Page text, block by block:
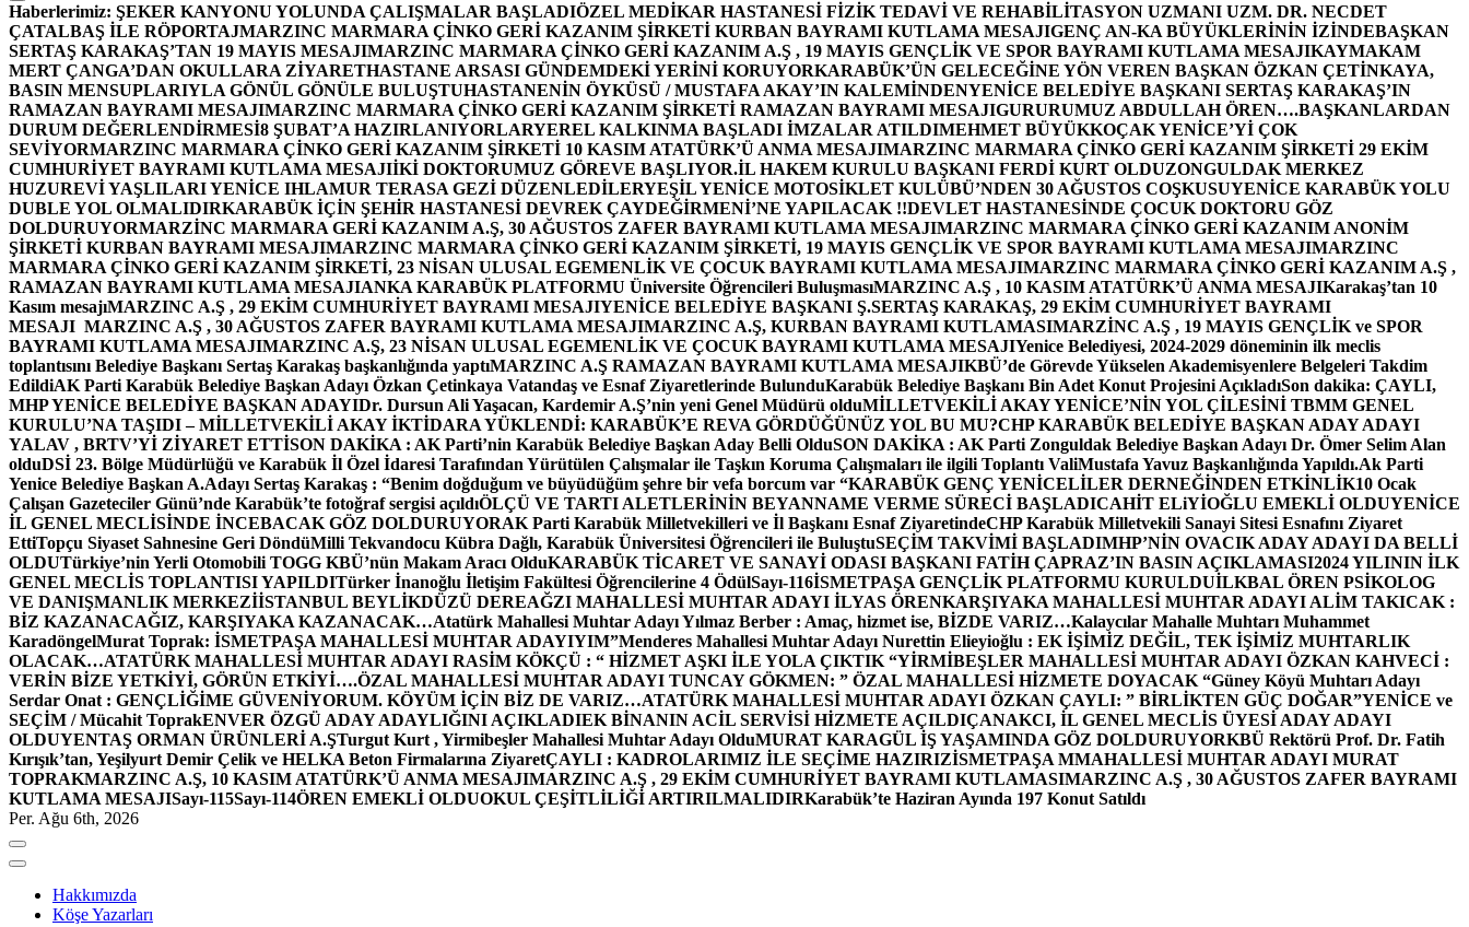
Haberlerimiz: ŞEKER KANYONU YOLUNDA ÇALIŞMALAR BAŞLADIÖZEL MEDİKAR HASTANESİ FİZİK TEDAVİ VE REHABİLİTASYON UZMANI UZM. DR. NECDET
ÇATALBAŞ İLE RÖPORTAJMARZINC MARMARA ÇİNKO GERİ KAZANIM ŞİRKETİ KURBAN BAYRAMI KUTLAMA MESAJIGENÇ AN-KA BÜYÜKLERİNİN İZİNDEBAŞKAN
SERTAŞ KARAKAŞ’TAN 19 MAYIS MESAJIMARZINC MARMARA ÇİNKO GERİ KAZANIM A.Ş , 19 MAYIS GENÇLİK VE SPOR BAYRAMI KUTLAMA MESAJIKAYMAKAM
MERT ÇANGA’DAN OKULLARA ZİYARETHASTANE ARSASI GÜNDEMDEKİ YERİNİ KORUYORKARABÜK’ÜN GELECEĞİNE YÖN VEREN BAŞKAN ÖZKAN ÇETİNKAYA,
BASIN MENSUPLARIYLA GÖNÜL GÖNÜLE BULUŞTUHASTANENİN ÖYKÜSÜ / MUSTAFA AKAY’IN KALEMİNDENYENİCE BELEDİYE BAŞKANI SERTAŞ KARAKAŞ’IN
RAMAZAN BAYRAMI MESAJIMARZINC MARMARA ÇİNKO GERİ KAZANIM ŞİRKETİ RAMAZAN BAYRAMI MESAJIGURURUMUZ ABDULLAH ÖREN….BAŞKANLARDAN
DURUM DEĞERLENDİRMESİ8 ŞUBAT’A HAZIRLANIYORLARYEREL KALKINMA BAŞLADI İMZALAR ATILDIMEHMET BÜYÜKKOÇAK YENİCE’Yİ ÇOK
SEVİYORMARZINC MARMARA ÇİNKO GERİ KAZANIM ŞİRKETİ 10 KASIM ATATÜRK’Ü ANMA MESAJIMARZINC MARMARA ÇİNKO GERİ KAZANIM ŞİRKETİ 29 EKİM
CUMHURİYET BAYRAMI KUTLAMA MESAJIİKİ DOKTORUMUZ GÖREVE BAŞLIYOR.İL HAKEM KURULU BAŞKANI FERDİ KURT OLDUZONGULDAK MERKEZ
HUZUREVİ YAŞLILARI YENİCE IHLAMUR TERASA GEZİ DÜZENLEDİLERYEŞİL YENİCE MOTOSİKLET KULÜBÜ’NDEN 30 AĞUSTOS COŞKUSUYENİCE KARABÜK YOLU
DUBLE YOL OLMALIDIRKARABÜK İÇİN ŞEHİR HASTANESİ DEVREK ÇAYDEĞİRMENİ’NE YAPILACAK !!DEVLET HASTANESİNDE ÇOCUK DOKTORU GÖZ
DOLDURUYORMARZİNC MARMARA GERİ KAZANIM A.Ş, 30 AĞUSTOS ZAFER BAYRAMI KUTLAMA MESAJIMARZINC MARMARA ÇİNKO GERİ KAZANIM ANONİM
ŞİRKETİ KURBAN BAYRAMI MESAJIMARZINC MARMARA ÇİNKO GERİ KAZANIM ŞİRKETİ, 19 MAYIS GENÇLİK VE SPOR BAYRAMI KUTLAMA MESAJIMARZINC
MARMARA ÇİNKO GERİ KAZANIM ŞİRKETİ, 23 NİSAN ULUSAL EGEMENLİK VE ÇOCUK BAYRAMI KUTLAMA MESAJIMARZINC MARMARA ÇİNKO GERİ KAZANIM A.Ş ,
RAMAZAN BAYRAMI KUTLAMA MESAJIANKA KARABÜK PLATFORMU Üniversite Öğrencileri BuluşmasıMARZINC A.Ş , 10 KASIM ATATÜRK’Ü ANMA MESAJIKarakaş’tan 10
Kasım mesajıMARZINC A.Ş , 29 EKİM CUMHURİYET BAYRAMI MESAJIYENİCE BELEDİYE BAŞKANI Ş.SERTAŞ KARAKAŞ, 29 EKİM CUMHURİYET BAYRAMI
MESAJI MARZINC A.Ş , 30 AĞUSTOS ZAFER BAYRAMI KUTLAMA MESAJIMARZINC A.Ş, KURBAN BAYRAMI KUTLAMASIMARZİNC A.Ş , 19 MAYIS GENÇLİK ve SPOR
BAYRAMI KUTLAMA MESAJIMARZINC A.Ş, 23 NİSAN ULUSAL EGEMENLİK VE ÇOCUK BAYRAMI KUTLAMA MESAJIYenice Belediyesi, 2024-2029 döneminin ilk meclis
toplantısını Belediye Başkanı Sertaş Karakaş başkanlığında yaptıMARZINC A.Ş RAMAZAN BAYRAMI KUTLAMA MESAJIKBÜ’de Görevde Yükselen Akademisyenlere Belgeleri Takdim
EdildiAK Parti Karabük Belediye Başkan Adayı Özkan Çetinkaya Vatandaş ve Esnaf Ziyaretlerinde BulunduKarabük Belediye Başkanı Bin Adet Konut Projesini AçıkladıSon dakika: ÇAYLI,
MHP YENİCE BELEDİYE BAŞKAN ADAYIDr. Dursun Ali Yaşacan, Kardemir A.Ş’nin yeni Genel Müdürü olduMİLLETVEKİLİ AKAY YENİCE’NİN YOL ÇİLESİNİ TBMM GENEL
KURULU’NA TAŞIDI – MİLLETVEKİLİ AKAY İKTİDARA YÜKLENDİ: KARABÜK’E REVA GÖRDÜĞÜNÜZ YOL BU MU?CHP KARABÜK BELEDİYE BAŞKAN ADAY ADAYI
YALAV , BRTV’Yİ ZİYARET ETTİSON DAKİKA : AK Parti’nin Karabük Belediye Başkan Aday Belli OlduSON DAKİKA : AK Parti Zonguldak Belediye Başkan Adayı Dr. Ömer Selim Alan
olduDSİ 23. Bölge Müdürlüğü ve Karabük İl Özel İdaresi Tarafından Yürütülen Çalışmalar ile Taşkın Koruma Çalışmaları ile ilgili Toplantı ValiMustafa Yavuz Başkanlığında Yapıldı.Ak Parti
Yenice Belediye Başkan A.Adayı Sertaş Karakaş : “Benim doğduğum ve büyüdüğüm şehre bir vefa borcum var “KARABÜK GENÇ YENİCELİLER DERNEĞİNDEN ETKİNLİK10 Ocak
Çalışan Gazeteciler Günü’nde Karabük’te fotoğraf sergisi açıldıÖLÇÜ VE TARTI ALETLERİNİN BEYANNAME VERME SÜRECİ BAŞLADICAHİT ELiYİOĞLU EMEKLİ OLDUYENİCE
İL GENEL MECLİSİNDE İNCEBACAK GÖZ DOLDURUYORAK Parti Karabük Milletvekilleri ve İl Başkanı Esnaf ZiyaretindeCHP Karabük Milletvekili Sanayi Sitesi Esnafını Ziyaret
EttiTopçu Siyaset Sahnesine Geri DöndüMilli Tekvandocu Kübra Dağlı, Karabük Üniversitesi Öğrencileri ile BuluştuSEÇİM TAKVİMİ BAŞLADIMHP’NİN OVACIK ADAY ADAYI DA BELLİ
OLDUTürkiye’nin Yerli Otomobili TOGG KBÜ’nün Makam Aracı OlduKARABÜK TİCARET VE SANAYİ ODASI BAŞKANI FATİH ÇAPRAZ’IN BASIN AÇIKLAMASI2024 YILININ İLK
GENEL MECLİS TOPLANTISI YAPILDITürker İnanoğlu İletişim Fakültesi Öğrencilerine 4 ÖdülSayı-116İSMETPAŞA GENÇLİK PLATFORMU KURULDUİLKBAL ÖREN PSİKOLOG
VE DANIŞMANLIK MERKEZİİSTANBUL BEYLİKDÜZÜ DEREAĞZI MAHALLESİ MUHTAR ADAYI İLYAS ÖRENKARŞIYAKA MAHALLESİ MUHTAR ADAYI ALİM TAKICAK :
BİZ KAZANACAĞIZ, KARŞIYAKA KAZANACAK…Atatürk Mahallesi Muhtar Adayı Yılmaz Berber : Amaç, hizmet ise, BİZDE VARIZ…Kalaycılar Mahalle Muhtarı Muhammet
KaradöngelMurat Toprak: İSMETPAŞA MAHALLESİ MUHTAR ADAYIYIM”Menderes Mahallesi Muhtar Adayı Nurettin Elieyioğlu : EK İŞİMİZ DEĞİL, TEK İŞİMİZ MUHTARLIK
OLACAK…ATATÜRK MAHALLESİ MUHTAR ADAYI RASİM KÖKÇÜ : “ HİZMET AŞKI İLE YOLA ÇIKTIK “YİRMİBEŞLER MAHALLESİ MUHTAR ADAYI ÖZKAN KAHVECİ :
VERİN BİZE YETKİYİ, GÖRÜN ETKİYİ….ÖZAL MAHALLESİ MUHTAR ADAYI TUNCAY GÖKMEN: ” ÖZAL MAHALLESİ HİZMETE DOYACAK “Güney Köyü Muhtarı Adayı
Serdar Onat : GENÇLİĞİME GÜVENİYORUM. KÖYÜM İÇİN BİZ DE VARIZ…ATATÜRK MAHALLESİ MUHTAR ADAYI ÖZKAN ÇAYLI: ” BİRLİKTEN GÜÇ DOĞAR”YENİCE ve
SEÇİM / Mücahit ToprakENVER ÖZGÜ ADAY ADAYLIĞINI AÇIKLADIEK BİNANIN ACİL SERVİSİ HİZMETE AÇILDIÇANAKCI, İL GENEL MECLİS ÜYESİ ADAY ADAYI
OLDUYENTAŞ ORMAN ÜRÜNLERİ A.ŞTurgut Kurt , Yirmibeşler Mahallesi Muhtar Adayı OlduMURAT KARAGÜL İŞ YAŞAMINDA GÖZ DOLDURUYORKBÜ Rektörü Prof. Dr. Fatih
Kırışık’tan, Yeşilyurt Demir Çelik ve HELKA Beton Firmalarına ZiyaretÇAYLI : KADROLARIMIZ İLE SEÇİME HAZIRIZİSMETPAŞA MMAHALLESİ MUHTAR ADAYI MURAT
TOPRAKMARZINC A.Ş, 10 KASIM ATATÜRK’Ü ANMA MESAJIMARZINC A.Ş , 29 EKİM CUMHURİYET BAYRAMI KUTLAMASIMARZINC A.Ş , 30 AĞUSTOS ZAFER BAYRAMI
KUTLAMA MESAJISayı-115Sayı-114ÖREN EMEKLİ OLDUOKUL ÇEŞİTLİLİĞİ ARTIRILMALIDIRKarabük’te Haziran Ayında 197 Konut Satıldı
Per. Ağu 6th, 2026
Hakkımızda
Köşe Yazarları